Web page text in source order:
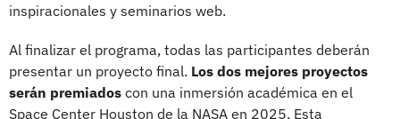
inspiracionales y seminarios web.
Al finalizar el programa, todas las participantes deberán
presentar un proyecto final. Los dos mejores proyectos
serán premiados con una inmersión académica en el
Space Center Houston de la NASA en 2025. Esta